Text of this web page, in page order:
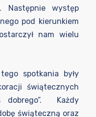
Następnie występ
pod kierunkiem
nam wielu
były
świątecznych
dobrego”. Każdy
świąteczną oraz